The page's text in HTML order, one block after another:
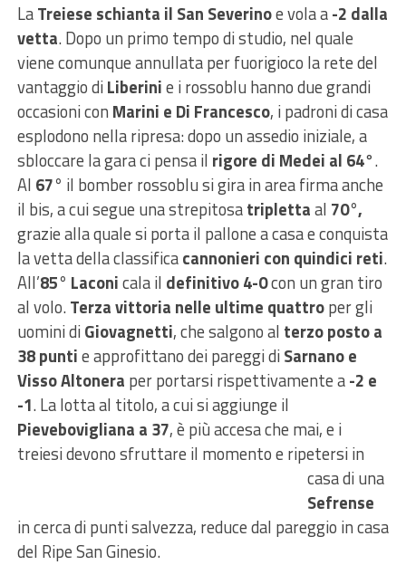
LaTreiese schianta il San Severinoe vola a-2 dalla
vetta. Dopo un primo tempo di studio, nel quale
viene comunque annullata per fuorigioco la rete del
vantaggio diLiberinie i rossoblu hanno due grandi
occasioni con Marini e Di Francesco, i padroni di casa
esplodono nella ripresa: dopo un assedio iniziale, a
sbloccare la gara ci pensa il rigore di Medei al 64°.
Al 67° il bomber rossoblu si gira in area firma anche
il bis, a cui segue una strepitosatriplettaal 70°,
grazie alla quale si porta il pallone a casa e conquista
la vetta della classificacannonieri con quindici reti.
All’85° Laconicala il definitivo 4-0con un gran tiro
al volo.Terza vittoria nelle ultime quattroper gli
uomini diGiovagnetti, che salgono al terzo posto a
38 puntie approfittano dei pareggi diSarnano e
Visso Altonera per portarsi rispettivamente a-2 e
-1. La lotta al titolo, a cui si aggiunge il
Pievebovigliana a 37, è più accesa che mai, e i
treiesi devonosfruttare il momento e ripetersi in
casa di una
Sefrense
in cerca di punti salvezza, reduce dal pareggio in casa
del Ripe San Ginesio.